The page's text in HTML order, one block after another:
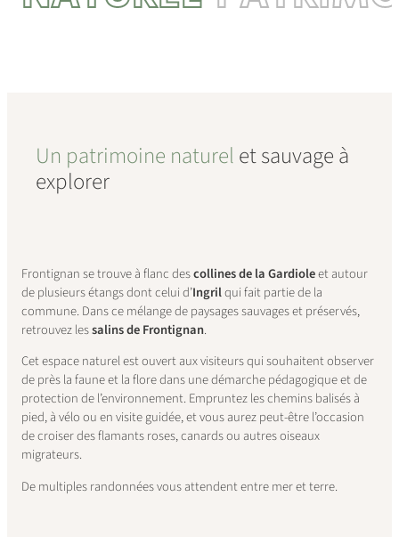
Un patrimoine naturel et sauvage à
explorer
Frontignan se trouve à flanc descollines de la Gardioleet autour
de plusieurs étangs dont celui d’Ingrilqui fait partie de la
commune. Dans ce mélange de paysages sauvages et préservés,
retrouvez lessalins de Frontignan.
Cet espace naturel est ouvert aux visiteurs qui souhaitent observer
de près la faune et la flore dans une démarche pédagogique et de
protection de l’environnement. Empruntez les chemins balisés à
pied, à vélo ou en visite guidée, et vous aurez peut-être l’occasion
de croiser des flamants roses, canards ou autres oiseaux
migrateurs.
De multiples randonnées vous attendent entre mer et terre.